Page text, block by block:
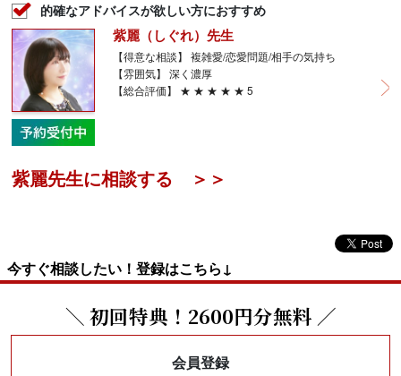
的確なアドバイスが欲しい方におすすめ
紫麗（しぐれ）先生
【得意な相談】 複雑愛/恋愛問題/相手の気持ち
【雰囲気】 深く濃厚
【総合評価】 ★ ★ ★ ★ ★ 5
紫麗先生に相談する ＞＞
今すぐ相談したい！登録はこちら↓
＼ 初回特典！2600円分無料 ／
会員登録